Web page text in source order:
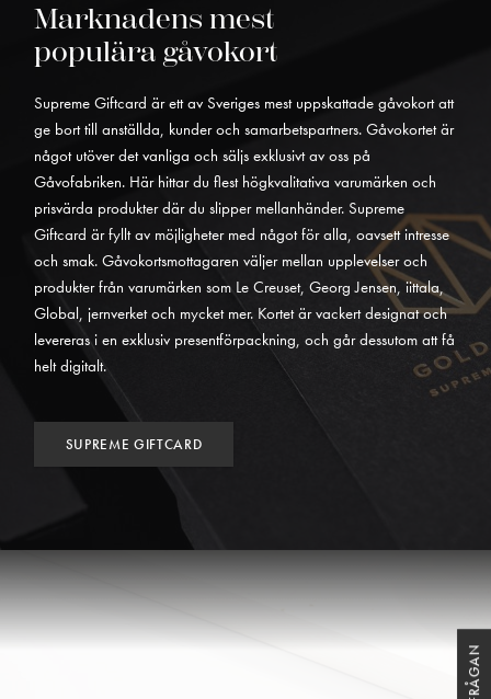
Marknadens mest
populära gåvokort
Supreme Giftcard är ett av Sveriges mest uppskattade gåvokort att
ge bort till anställda, kunder och samarbetspartners. Gåvokortet är
något utöver det vanliga och säljs exklusivt av oss på
Gåvofabriken. Här hittar du flest högkvalitativa varumärken och
prisvärda produkter där du slipper mellanhänder. Supreme
Giftcard är fyllt av möjligheter med något för alla, oavsett intresse
och smak. Gåvokortsmottagaren väljer mellan upplevelser och
produkter från varumärken som Le Creuset, Georg Jensen, iittala,
Global, jernverket och mycket mer. Kortet är vackert designat och
levereras i en exklusiv presentförpackning, och går dessutom att få
helt digitalt.
SUPREME GIFTCARD